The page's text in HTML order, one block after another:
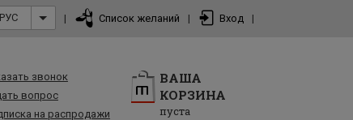
РУС | Список желаний | Вход |
звонок
вопрос
на распродажи
ВАША
КОРЗИНА
пуста